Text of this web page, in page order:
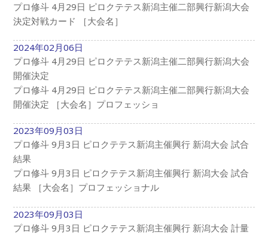
プロ修斗 4月29日 ピロクテテス新潟主催二部興行新潟大会
決定対戦カード ［大会名］
2024年02月06日
プロ修斗 4月29日 ピロクテテス新潟主催二部興行新潟大会
開催決定
プロ修斗 4月29日 ピロクテテス新潟主催二部興行新潟大会
開催決定 ［大会名］プロフェッショ
2023年09月03日
プロ修斗 9月3日 ピロクテテス新潟主催興行 新潟大会 試合
結果
プロ修斗 9月3日 ピロクテテス新潟主催興行 新潟大会 試合
結果 ［大会名］プロフェッショナル
2023年09月03日
プロ修斗 9月3日 ピロクテテス新潟主催興行 新潟大会 計量